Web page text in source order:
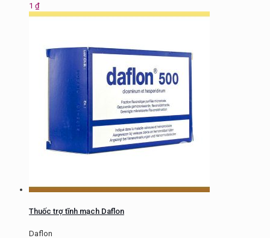
1 ₫
Thuốc trợ tĩnh mạch Daflon
Daflon